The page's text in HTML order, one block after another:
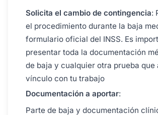
Solicita el cambio de contingencia:
el procedimiento durante la baja
formulario oficial del INSS. Es
presentar toda la documentación
de baja y cualquier otra prueba que
vínculo con tu trabajo
Documentación a aportar:
Parte de baja y documentación